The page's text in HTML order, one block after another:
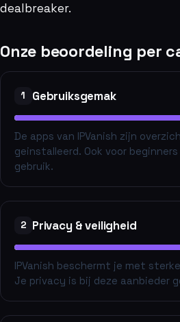
dealbreaker.
Onze beoordeling per
1 Gebruiksgemak
De apps van IPVanish zijn
geinstalleerd. Ook voor
gebruik.
2 Privacy & veiligheid
IPVanish beschermt je met
Je privacy is bij deze aanbieder